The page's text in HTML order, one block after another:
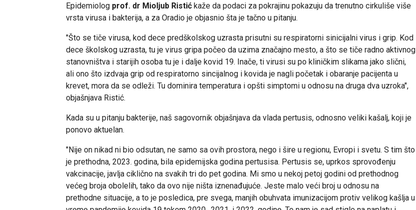
Epidemiolog prof. dr Mioljub Ristić kaže da podaci za pokrajinu pokazuju da trenutno cirkuliše više
vrsta virusa i bakterija, a za Oradio je objasnio šta je tačno u pitanju.
"Što se tiče virusa, kod dece predškolskog uzrasta prisutni su respiratorni sinicijalni virus i grip. Kod
dece školskog uzrasta, tu je virus gripa počeo da uzima značajno mesto, a što se tiče radno aktivnog
stanovništva i starijih osoba tu je i dalje kovid 19. Inače, ti virusi su po kliničkim slikama jako slični,
ali ono što izdvaja grip od respiratorno sincijalnog i kovida je nagli početak i obaranje pacijenta u
krevet, mora da se odleži. Tu dominira temperatura i opšti simptomi u odnosu na druga dva uzroka",
objašnjava Ristić.
Kada su u pitanju bakterije, naš sagovornik objašnjava da vlada pertusis, odnosno veliki kašalj, koji je
ponovo aktuelan.
"Nije on nikad ni bio odsutan, ne samo sa ovih prostora, nego i šire u regionu, Evropi i svetu. S tim što
je prethodna, 2023. godina, bila epidemijska godina pertusisa. Pertusis se, uprkos sprovođenju
vakcinacije, javlja ciklično na svakih tri do pet godina. Mi smo u nekoj petoj godini od prethodnog
većeg broja obolelih, tako da ovo nije ništa iznenađujuće. Jeste malo veći broj u odnosu na
prethodne situacije, a to je posledica, pre svega, manjih obuhvata imunizacijom protiv velikog kašlja u